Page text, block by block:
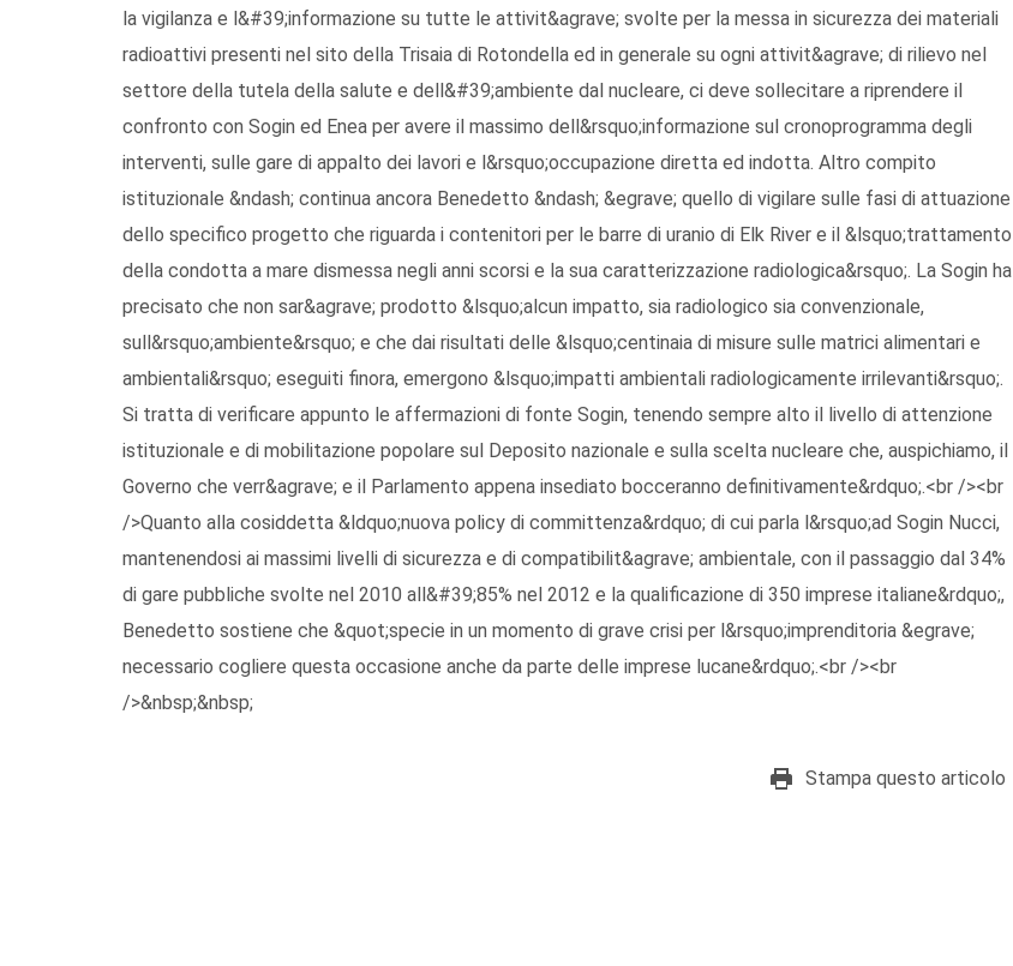
la vigilanza e l&#39;informazione su tutte le attivit&agrave; svolte per la messa in sicurezza dei materiali
radioattivi presenti nel sito della Trisaia di Rotondella ed in generale su ogni attivit&agrave; di rilievo nel
settore della tutela della salute e dell&#39;ambiente dal nucleare, ci deve sollecitare a riprendere il
confronto con Sogin ed Enea per avere il massimo dell&rsquo;informazione sul cronoprogramma degli
interventi, sulle gare di appalto dei lavori e l&rsquo;occupazione diretta ed indotta. Altro compito
istituzionale &ndash; continua ancora Benedetto &ndash; &egrave; quello di vigilare sulle fasi di attuazione
dello specifico progetto che riguarda i contenitori per le barre di uranio di Elk River e il &lsquo;trattamento
della condotta a mare dismessa negli anni scorsi e la sua caratterizzazione radiologica&rsquo;. La Sogin ha
precisato che non sar&agrave; prodotto &lsquo;alcun impatto, sia radiologico sia convenzionale,
sull&rsquo;ambiente&rsquo; e che dai risultati delle &lsquo;centinaia di misure sulle matrici alimentari e
ambientali&rsquo; eseguiti finora, emergono &lsquo;impatti ambientali radiologicamente irrilevanti&rsquo;.
Si tratta di verificare appunto le affermazioni di fonte Sogin, tenendo sempre alto il livello di attenzione
istituzionale e di mobilitazione popolare sul Deposito nazionale e sulla scelta nucleare che, auspichiamo, il
Governo che verr&agrave; e il Parlamento appena insediato bocceranno definitivamente&rdquo;.<br /><br
/>Quanto alla cosiddetta &ldquo;nuova policy di committenza&rdquo; di cui parla l&rsquo;ad Sogin Nucci,
mantenendosi ai massimi livelli di sicurezza e di compatibilit&agrave; ambientale, con il passaggio dal 34%
di gare pubbliche svolte nel 2010 all&#39;85% nel 2012 e la qualificazione di 350 imprese italiane&rdquo;,
Benedetto sostiene che &quot;specie in un momento di grave crisi per l&rsquo;imprenditoria &egrave;
necessario cogliere questa occasione anche da parte delle imprese lucane&rdquo;.<br /><br
/>&nbsp;&nbsp;
Stampa questo articolo